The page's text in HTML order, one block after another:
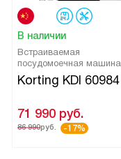
В наличии
Встраиваемая
посудомоечная машина
Korting KDI 60984
71 990 руб.
86 990руб. -17%